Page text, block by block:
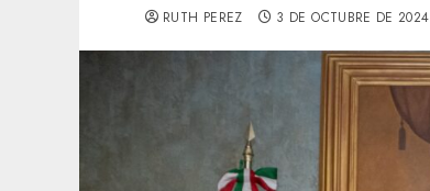
RUTH PEREZ 3 DE OCTUBRE DE 2024